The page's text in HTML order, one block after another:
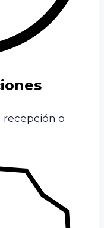
recepción o